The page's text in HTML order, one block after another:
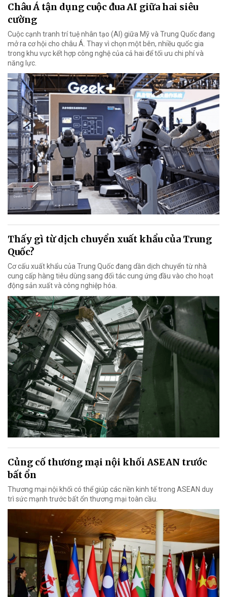
Châu Á tận dụng cuộc đua AI giữa hai siêu
cường
Cuộc cạnh tranh trí tuệ nhân tạo (AI) giữa Mỹ và Trung Quốc đang
mở ra cơ hội cho châu Á. Thay vì chọn một bên, nhiều quốc gia
trong khu vực kết hợp công nghệ của cả hai để tối ưu chi phí và
năng lực.
Thấy gì từ dịch chuyển xuất khẩu của Trung
Quốc?
Cơ cấu xuất khẩu của Trung Quốc đang dần dịch chuyển từ nhà
cung cấp hàng tiêu dùng sang đối tác cung ứng đầu vào cho hoạt
động sản xuất và công nghiệp hóa.
Củng cố thương mại nội khối ASEAN trước
bất ổn
Thương mại nội khối có thể giúp các nền kinh tế trong ASEAN duy
trì sức mạnh trước bất ổn thương mại toàn cầu.